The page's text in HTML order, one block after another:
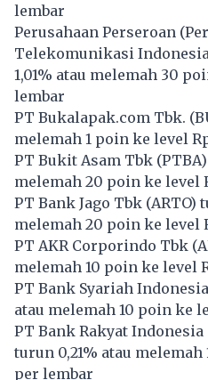
lembar
Perusahaan Perseroan
Telekomunikasi
1,01% atau melemah 30
lembar
PT Bukalapak.com Tbk. (
melemah 1 poin ke level
PT Bukit Asam Tbk (PTBA
melemah 20 poin ke level
PT Bank Jago Tbk (ARTO)
melemah 20 poin ke level
PT AKR Corporindo Tbk (
melemah 10 poin ke level
PT Bank Syariah
atau melemah 10 poin ke
PT Bank Rakyat Indonesia
turun 0,21% atau
per lembar